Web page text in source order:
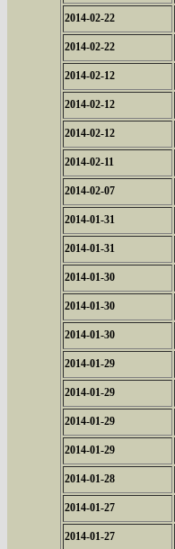
2014-02-22
2014-02-22
2014-02-12
2014-02-12
2014-02-12
2014-02-11
2014-02-07
2014-01-31
2014-01-31
2014-01-30
2014-01-30
2014-01-30
2014-01-29
2014-01-29
2014-01-29
2014-01-29
2014-01-28
2014-01-27
2014-01-27